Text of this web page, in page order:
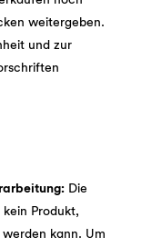
weitergeben.
und zur
Die
Produkt,
kann. Um